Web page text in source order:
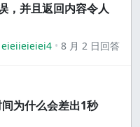
，并且返回内容令人
eieiieieiei4 8 月 2 日回答
为什么会差出1秒